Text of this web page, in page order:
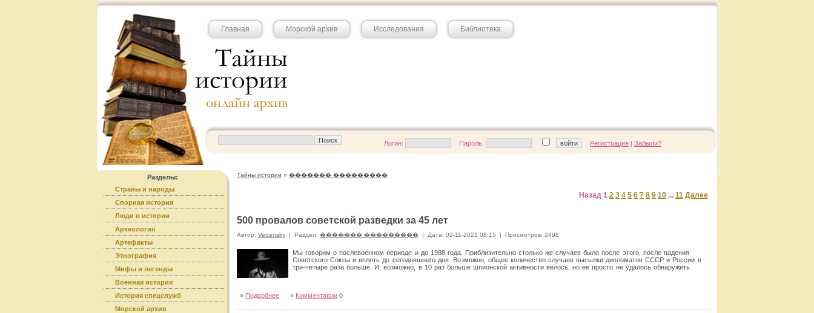
Главная Морской архив Исследования Библиотека
Логин: Пароль: Регистрация | Забыли?
Разделы:
Страны и народы
Спорная история
Люди в истории
Археология
Артефакты
Этнография
Мифы и легенды
Военная история
История спецслужб
Морской архив
Тайны истории » ������� ���������
Назад 1 2 3 4 5 6 7 8 9 10 ... 11 Далее
500 провалов советской разведки за 45 лет
Автор: Vedensky | Раздел: ������� ��������� | Дата: 02-11-2021 08:15 | Просмотров: 2498
Мы говорим о послевоенном периоде и до 1988 года. Приблизительно столько же случаев было после этого, после падения
Советского Союза и вплоть до сегодняшнего дня. Возможно, общее количество случаев высылки дипломатов СССР и России в
три-четыре раза больше. И, возможно, в 10 раз больше шпионской активности велось, но ее просто не удалось обнаружить
» Подробнее » Комментарии 0